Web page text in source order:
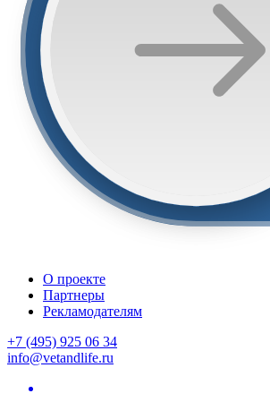
О проекте
Партнеры
Рекламодателям
+7 (495) 925 06 34
info@vetandlife.ru